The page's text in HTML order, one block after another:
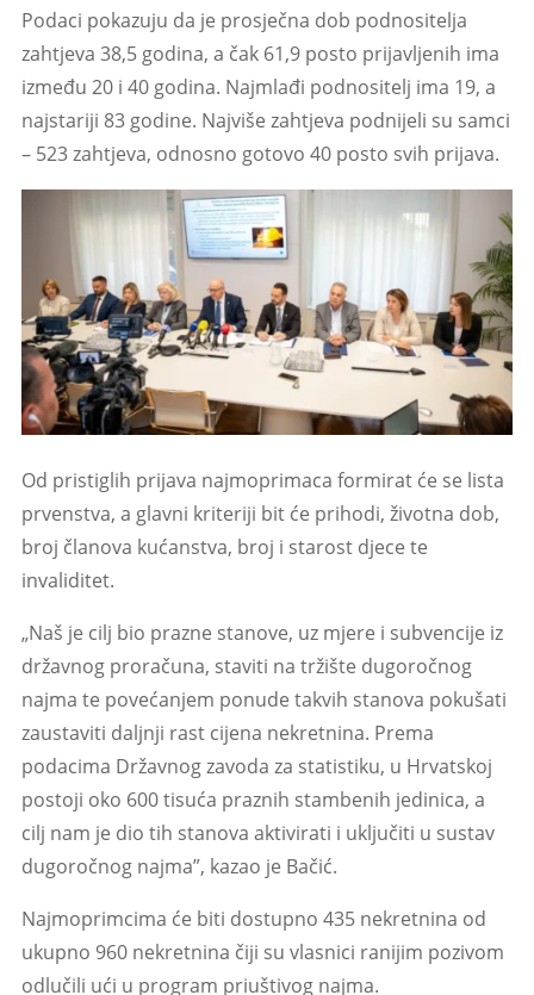
Podaci pokazuju da je prosječna dob podnositelja
zahtjeva 38,5 godina, a čak 61,9 posto prijavljenih ima
između 20 i 40 godina. Najmlađi podnositelj ima 19, a
najstariji 83 godine. Najviše zahtjeva podnijeli su samci
– 523 zahtjeva, odnosno gotovo 40 posto svih prijava.
Od pristiglih prijava najmoprimaca formirat će se lista
prvenstva, a glavni kriteriji bit će prihodi, životna dob,
broj članova kućanstva, broj i starost djece te
invaliditet.
„Naš je cilj bio prazne stanove, uz mjere i subvencije iz
državnog proračuna, staviti na tržište dugoročnog
najma te povećanjem ponude takvih stanova pokušati
zaustaviti daljnji rast cijena nekretnina. Prema
podacima Državnog zavoda za statistiku, u Hrvatskoj
postoji oko 600 tisuća praznih stambenih jedinica, a
cilj nam je dio tih stanova aktivirati i uključiti u sustav
dugoročnog najma”, kazao je Bačić.
Najmoprimcima će biti dostupno 435 nekretnina od
ukupno 960 nekretnina čiji su vlasnici ranijim pozivom
odlučili ući u program priuštivog najma.